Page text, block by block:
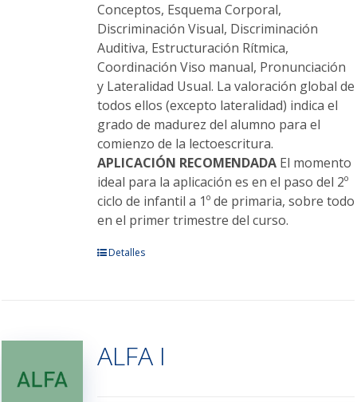
Conceptos, Esquema Corporal,
Discriminación Visual, Discriminación
Auditiva, Estructuración Rítmica,
Coordinación Viso manual, Pronunciación
y Lateralidad Usual. La valoración global de
todos ellos (excepto lateralidad) indica el
grado de madurez del alumno para el
comienzo de la lectoescritura.
APLICACIÓN RECOMENDADAEl momento
ideal para la aplicación es en el paso del 2º
ciclo de infantil a 1º de primaria, sobre todo
en el primer trimestre del curso.
Este
Las
opciones
Detalles
ALFA I